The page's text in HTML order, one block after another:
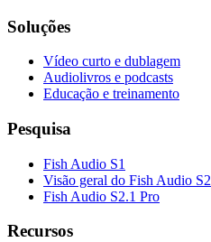
Soluções
Vídeo curto e dublagem
Audiolivros e podcasts
Educação e treinamento
Pesquisa
Fish Audio S1
Visão geral do Fish Audio S2
Fish Audio S2.1 Pro
Recursos